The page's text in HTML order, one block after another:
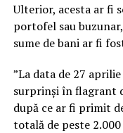
Ulterior, acesta ar fi
portofel sau
sume de bani ar fi
”La data de 27
surprinși în flagrant
după ce ar fi primit
totală de peste